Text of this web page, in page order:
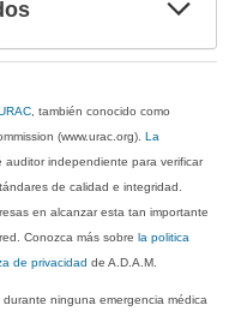
, también conocido como
(www.urac.org). La
auditor independiente para verificar
de calidad e integridad.
en alcanzar esta tan importante
Conozca más sobre la politica
de privacidad de A.D.A.M.
ninguna emergencia médica